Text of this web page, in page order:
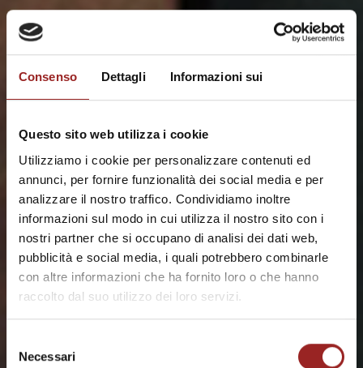
Consenso Dettagli Informazioni sui cookie
Questo sito web utilizza i cookie
Utilizziamo i cookie per personalizzare contenuti ed
annunci, per fornire funzionalità dei social media e per
analizzare il nostro traffico. Condividiamo inoltre
informazioni sul modo in cui utilizza il nostro sito con i
nostri partner che si occupano di analisi dei dati web,
pubblicità e social media, i quali potrebbero combinarle
con altre informazioni che ha fornito loro o che hanno
raccolto dal suo utilizzo dei loro servizi.
delNecessari
Parla con noi,
arredare è la